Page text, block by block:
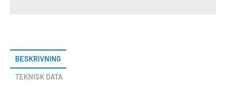
BESKRIVNING
TEKNISK DATA